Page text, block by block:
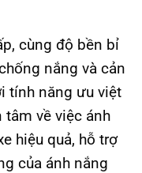
cùng độ bền bỉ
nắng và cản
tính năng ưu việt
tâm về việc ánh
hiệu quả, hỗ trợ
của ánh nắng